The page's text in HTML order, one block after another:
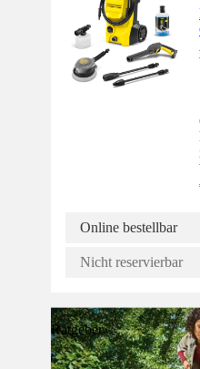
Online bestellbar
Nicht reservierbar
Ratgeber